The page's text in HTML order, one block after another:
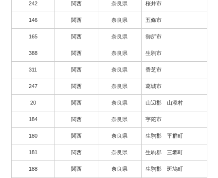
242 関西 奈良県 桜井市
146 関西 奈良県 五條市
165 関西 奈良県 御所市
388 関西 奈良県 生駒市
311 関西 奈良県 香芝市
247 関西 奈良県 葛城市
20 関西 奈良県 山辺郡 山添村
184 関西 奈良県 宇陀市
180 関西 奈良県 生駒郡 平群町
181 関西 奈良県 生駒郡 三郷町
188 関西 奈良県 生駒郡 斑鳩町